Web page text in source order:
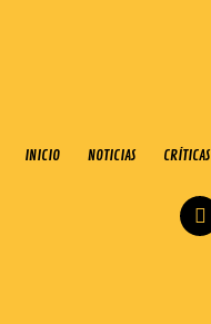
INICIO NOTICIAS CRÍTICAS